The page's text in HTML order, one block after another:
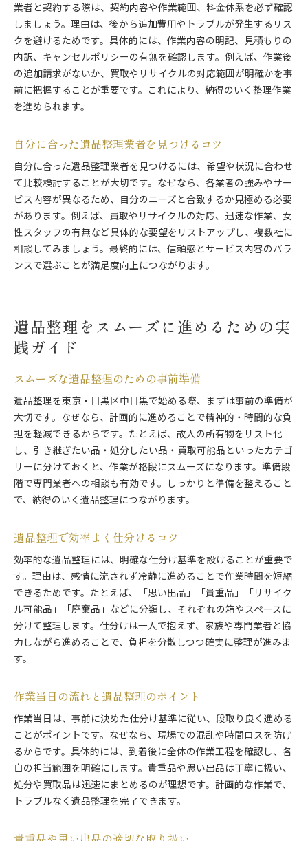
業者と契約する際は、契約内容や作業範囲、料金体系を必ず確認
しましょう。理由は、後から追加費用やトラブルが発生するリス
クを避けるためです。具体的には、作業内容の明記、見積もりの
内訳、キャンセルポリシーの有無を確認します。例えば、作業後
の追加請求がないか、買取やリサイクルの対応範囲が明確かを事
前に把握することが重要です。これにより、納得のいく整理作業
を進められます。
自分に合った遺品整理業者を見つけるコツ
自分に合った遺品整理業者を見つけるには、希望や状況に合わせ
て比較検討することが大切です。なぜなら、各業者の強みやサー
ビス内容が異なるため、自分のニーズと合致するか見極める必要
があります。例えば、買取やリサイクルの対応、迅速な作業、女
性スタッフの有無など具体的な要望をリストアップし、複数社に
相談してみましょう。最終的には、信頼感とサービス内容のバラ
ンスで選ぶことが満足度向上につながります。
遺品整理をスムーズに進めるための実
践ガイド
スムーズな遺品整理のための事前準備
遺品整理を東京・目黒区中目黒で始める際、まずは事前の準備が
大切です。なぜなら、計画的に進めることで精神的・時間的な負
担を軽減できるからです。たとえば、故人の所有物をリスト化
し、引き継ぎたい品・処分したい品・買取可能品といったカテゴ
リーに分けておくと、作業が格段にスムーズになります。準備段
階で専門業者への相談も有効です。しっかりと準備を整えること
で、納得のいく遺品整理につながります。
遺品整理で効率よく仕分けるコツ
効率的な遺品整理には、明確な仕分け基準を設けることが重要で
す。理由は、感情に流されず冷静に進めることで作業時間を短縮
できるためです。たとえば、「思い出品」「貴重品」「リサイク
ル可能品」「廃棄品」などに分類し、それぞれの箱やスペースに
分けて整理します。仕分けは一人で抱えず、家族や専門業者と協
力しながら進めることで、負担を分散しつつ確実に整理が進みま
す。
作業当日の流れと遺品整理のポイント
作業当日は、事前に決めた仕分け基準に従い、段取り良く進める
ことがポイントです。なぜなら、現場での混乱や時間ロスを防げ
るからです。具体的には、到着後に全体の作業工程を確認し、各
自の担当範囲を明確にします。貴重品や思い出品は丁寧に扱い、
処分や買取品は迅速にまとめるのが理想です。計画的な作業で、
トラブルなく遺品整理を完了できます。